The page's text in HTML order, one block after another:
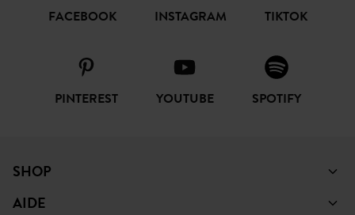
FACEBOOK INSTAGRAM TIKTOK
PINTEREST YOUTUBE SPOTIFY
SHOP
AIDE